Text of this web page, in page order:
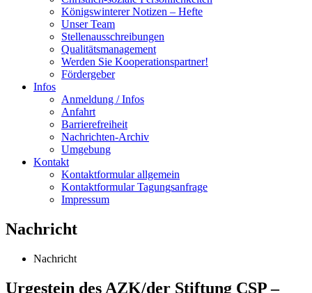
Königswinterer Notizen – Hefte
Unser Team
Stellenausschreibungen
Qualitätsmanagement
Werden Sie Kooperationspartner!
Fördergeber
Infos
Anmeldung / Infos
Anfahrt
Barrierefreiheit
Nachrichten-Archiv
Umgebung
Kontakt
Kontaktformular allgemein
Kontaktformular Tagungsanfrage
Impressum
Nachricht
Nachricht
Urgestein des AZK/der Stiftung CSP –